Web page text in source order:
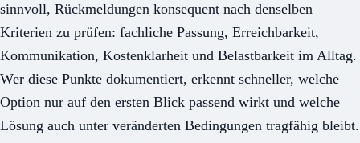
sinnvoll, Rückmeldungen konsequent nach denselben
Kriterien zu prüfen: fachliche Passung, Erreichbarkeit,
Kommunikation, Kostenklarheit und Belastbarkeit im Alltag.
Wer diese Punkte dokumentiert, erkennt schneller, welche
Option nur auf den ersten Blick passend wirkt und welche
Lösung auch unter veränderten Bedingungen tragfähig bleibt.